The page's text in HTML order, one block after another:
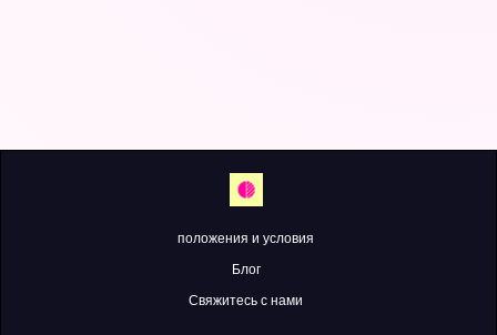
положения и условия
Блог
Свяжитесь с нами